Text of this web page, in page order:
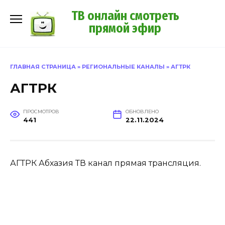
содержанию
ТВ онлайн смотреть
прямой эфир
ГЛАВНАЯ СТРАНИЦА » РЕГИОНАЛЬНЫЕ КАНАЛЫ » АГТРК
АГТРК
ПРОСМОТРОВ
441
ОБНОВЛЕНО
22.11.2024
АГТРК Абхазия ТВ канал прямая трансляция.